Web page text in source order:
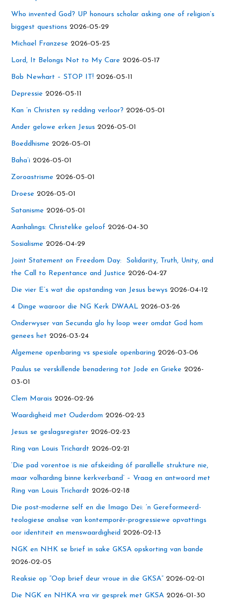
Who invented God? UP honours scholar asking one of religion’s
biggest questions 2026-05-29
Michael Franzese 2026-05-25
Lord, It Belongs Not to My Care 2026-05-17
Bob Newhart – STOP IT! 2026-05-11
Depressie 2026-05-11
Kan ’n Christen sy redding verloor? 2026-05-01
Ander gelowe erken Jesus 2026-05-01
Boeddhisme 2026-05-01
Baha’i 2026-05-01
Zoroastrisme 2026-05-01
Droese 2026-05-01
Satanisme 2026-05-01
Aanhalings: Christelike geloof 2026-04-30
Sosialisme 2026-04-29
Joint Statement on Freedom Day: Solidarity, Truth, Unity, and
the Call to Repentance and Justice 2026-04-27
Die vier E’s wat die opstanding van Jesus bewys 2026-04-12
4 Dinge waaroor die NG Kerk DWAAL 2026-03-26
Onderwyser van Secunda glo hy loop weer omdat God hom
genees het 2026-03-24
Algemene openbaring vs spesiale openbaring 2026-03-06
Paulus se verskillende benadering tot Jode en Grieke 2026-
03-01
Clem Marais 2026-02-26
Waardigheid met Ouderdom 2026-02-23
Jesus se geslagsregister 2026-02-23
Ring van Louis Trichardt 2026-02-21
‘Die pad vorentoe is nie afskeiding óf parallelle strukture nie,
maar volharding binne kerkverband’ – Vraag en antwoord met
Ring van Louis Trichardt 2026-02-18
Die post-moderne self en die Imago Dei: ‘n Gereformeerd-
teologiese analise van kontemporêr-progressiewe opvattings
oor identiteit en menswaardigheid 2026-02-13
NGK en NHK se brief in sake GKSA opskorting van bande
2026-02-05
Reaksie op “Oop brief deur vroue in die GKSA” 2026-02-01
Die NGK en NHKA vra vir gesprek met GKSA 2026-01-30